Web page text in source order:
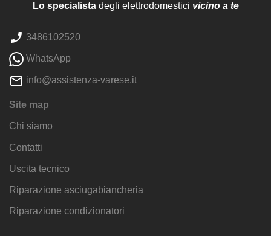
Lo specialistadegli elettrodomestici vicino a te
3486102520
WhatsApp
info@assistenza-varese.it
Site map
Chi siamo
Contatti
Uscita tecnico
Riparazione asciugabiancheria
Riparazione condizionatori